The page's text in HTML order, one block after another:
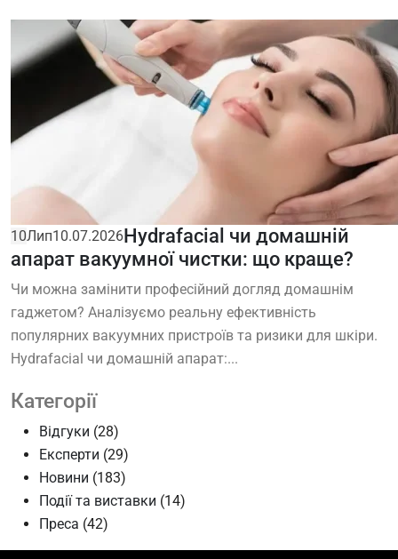
10Лип10.07.2026Hydrafacial чи домашній
апарат вакуумної чистки: що краще?
Чи можна замінити професійний догляд домашнім
гаджетом? Аналізуємо реальну ефективність
популярних вакуумних пристроїв та ризики для шкіри.
Hydrafacial чи домашній апарат:...
Категорії
Відгуки (28)
Експерти (29)
Новини (183)
Події та виставки (14)
Преса (42)